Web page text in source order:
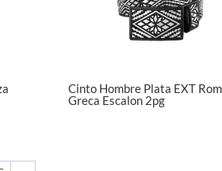
Cinto Hombre Plata EXT
Greca Escalon 2pg